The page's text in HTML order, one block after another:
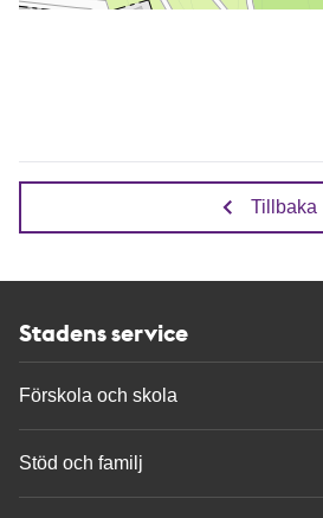
Tillbaka
Stadens service
Förskola och skola
Stöd och familj